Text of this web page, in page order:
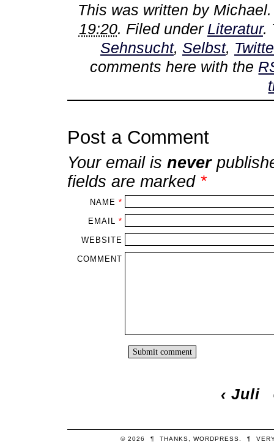
This was written byMichael
19:20. Filed under Literatur.
Sehnsucht, Selbst,
comments here with the
Post a Comment
Your email is never
fields are marked *
NAME *
EMAIL *
WEBSITE
COMMENT
‹Juli
© 2026 ¶ THANKS, WORDPRESS ¶